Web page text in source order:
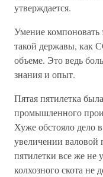
утверждается.
Умение компоновать
такой державы, как
объеме. Это ведь
знания и опыт.
Пятая пятилетка
промышленного
Хуже обстояло дело
увеличении валовой
пятилетки все же не
колхозного скота не